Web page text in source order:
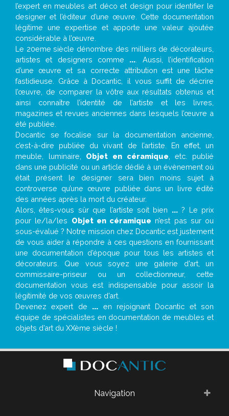
l’expert en meubles art déco et design pour identifier le
designer et l’éditeur d’une œuvre. Cette documentation
légitime une expertise et apporte une valeur ajoutée
considérable à l’œuvre.
Le 20eme siècle dénombre des milliers de décorateurs,
artistes et designers comme ... . Aussi, l’identification
d’une œuvre et sa correcte attribution est une tâche
fastidieuse. Grâce à Docantic, il vous suffit de décrire
l’œuvre, de comparer la vôtre aux résultats obtenus et
ainsi connaître l’identité de l’artiste et les livres,
magazines et revues anciennes dans lesquels l’œuvre a
été publiée.
Docantic se focalise sur la documentation ancienne,
c’est-à-dire publiée du vivant de l’artiste. En effet, un
meuble, luminaire, Objet en céramique , etc. publié
dans une publicité ou un article dédié à un évènement où
était présent le designer sera bien moins sujet à
controverse qu’une œuvre publiée dans un livre édité
des années après la mort du créateur.
Alors, êtes-vous sûr que l’artiste soit bien ...? Le prix
pour le/la/les Objet en céramique n’est pas sur ou
sous-évalué ? Notre mission chez Docantic est justement
de vous aider à répondre à ces questions en fournissant
une documentation d’époque pour tous les artistes et
décorateurs. Que vous soyez une galerie d’art, un
commissaire-priseur ou un collectionneur, cette
documentation vous est indispensable pour assoir la
légitimité de vos œuvres d’art.
Devenez expert de ... en rejoignant Docantic et son
équipe de spécialistes en documentation de meubles et
objets d’art du XXème siècle !
Navigation